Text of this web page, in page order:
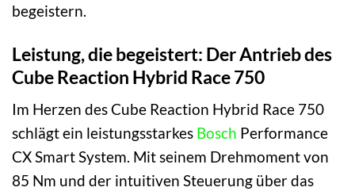
begeistern.
Leistung, die begeistert: Der Antrieb des
Cube Reaction Hybrid Race 750
Im Herzen des Cube Reaction Hybrid Race 750
schlägt ein leistungsstarkes Bosch Performance
CX Smart System. Mit seinem Drehmoment von
85 Nm und der intuitiven Steuerung über das